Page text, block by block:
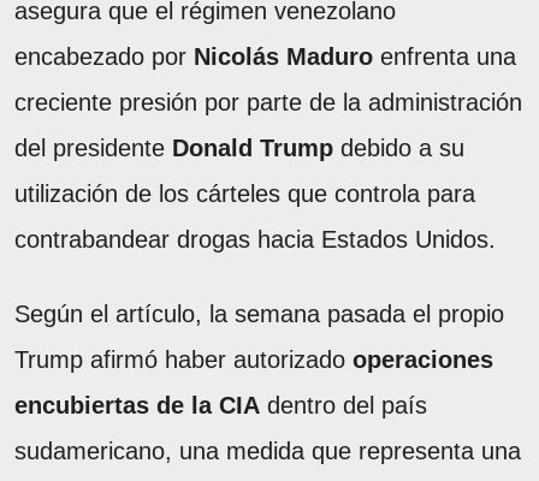
asegura que el régimen venezolano
encabezado por Nicolás Maduro enfrenta una
creciente presión por parte de la administración
del presidente Donald Trump debido a su
utilización de los cárteles que controla para
contrabandear drogas hacia Estados Unidos.
Según el artículo, la semana pasada el propio
Trump afirmó haber autorizado operaciones
encubiertas de la CIA dentro del país
sudamericano, una medida que representa una